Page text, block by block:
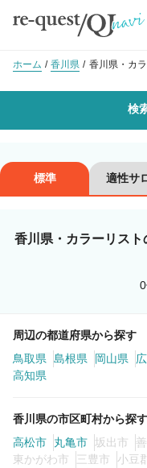
ホーム 香川県 香川県・カ
検
沿線・駅を選択
美容師スタイリスト
カラーリスト
講師・インストラクター
標準 適性サ
香川県・カラーリスト
周辺の都道府県から探す
鳥取県
島根県 岡山県
高知県
香川県の市区町村から探す
高松市
丸亀市 坂出市
東かがわ市
三豊市 小豆